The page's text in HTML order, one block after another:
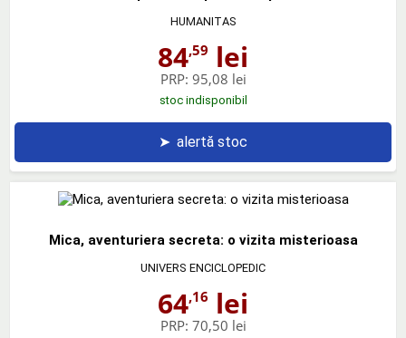
HUMANITAS
84,59 lei
PRP: 95,08 lei
stoc indisponibil
➤ alertă stoc
Mica, aventuriera secreta: o vizita misterioasa
UNIVERS ENCICLOPEDIC
64,16 lei
PRP: 70,50 lei